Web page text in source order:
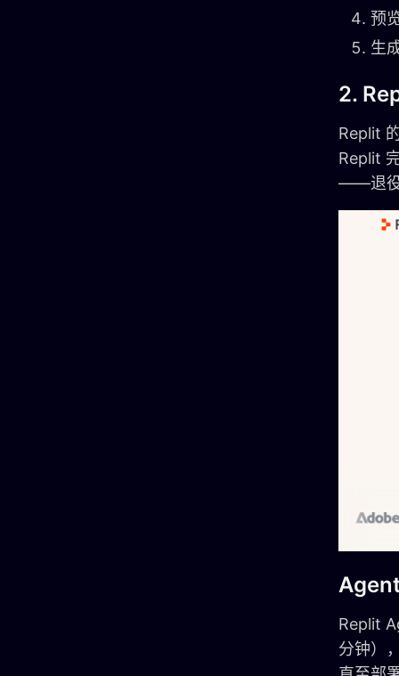
预
生
2.
Replit
Replit
——退役
Replit
分钟）